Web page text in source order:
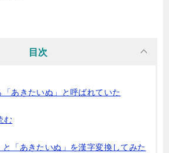
目次
あきたいぬ」と呼ばれていた
む
と「あきたいぬ」を漢字変換してみた